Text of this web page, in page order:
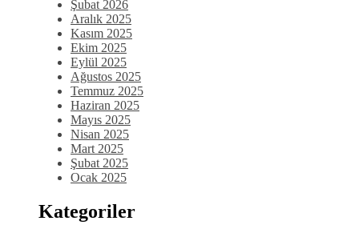
Şubat 2026
Aralık 2025
Kasım 2025
Ekim 2025
Eylül 2025
Ağustos 2025
Temmuz 2025
Haziran 2025
Mayıs 2025
Nisan 2025
Mart 2025
Şubat 2025
Ocak 2025
Kategoriler